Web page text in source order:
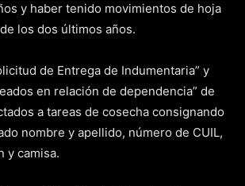
y haber tenido movimientos de hoja
los dos últimos años.
de Entrega de Indumentaria” y
en relación de dependencia” de
a tareas de cosecha consignando
nombre y apellido, número de CUIL,
y camisa.